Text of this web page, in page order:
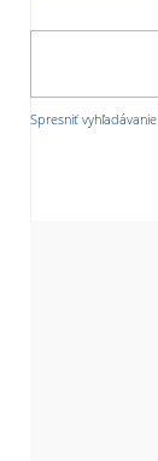
Spresniť vyhľadávanie